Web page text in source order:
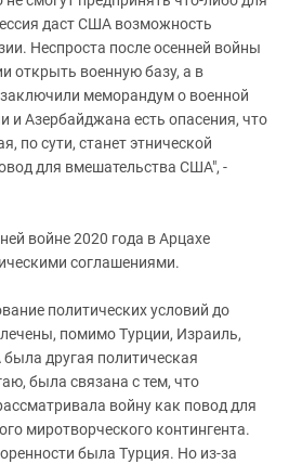
даст США возможность
Неспроста после осенней войны
открыть военную базу, а в
меморандум о военной
и Азербайджана есть опасения, что
по сути, станет этнической
для вмешательства США", -
войне 2020 года в Арцахе
соглашениями.
политических условий до
помимо Турции, Израиль,
другая политическая
была связана с тем, что
войну как повод для
миротворческого контингента.
была Турция. Но из-за